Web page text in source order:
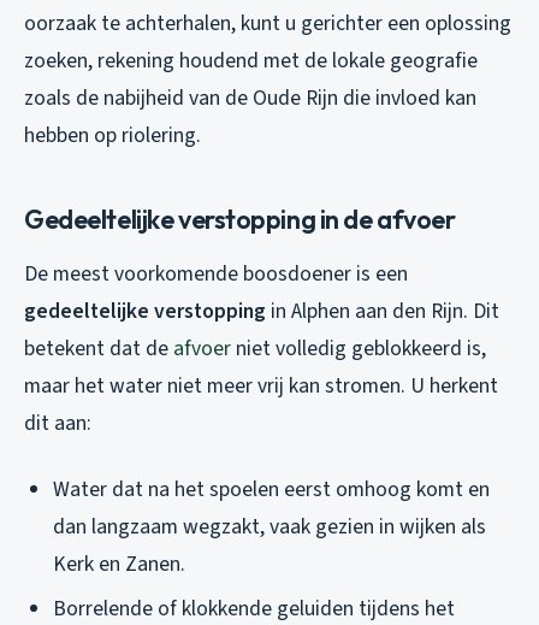
oorzaak te achterhalen, kunt u gerichter een oplossing
zoeken, rekening houdend met de lokale geografie
zoals de nabijheid van de Oude Rijn die invloed kan
hebben op riolering.
Gedeeltelijke verstopping in de afvoer
De meest voorkomende boosdoener is een
gedeeltelijke verstopping in Alphen aan den Rijn. Dit
betekent dat de afvoer niet volledig geblokkeerd is,
maar het water niet meer vrij kan stromen. U herkent
dit aan:
Water dat na het spoelen eerst omhoog komt en
dan langzaam wegzakt, vaak gezien in wijken als
Kerk en Zanen.
Borrelende of klokkende geluiden tijdens het